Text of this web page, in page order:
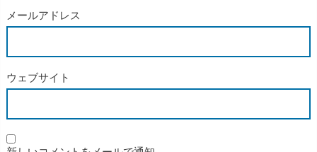
メールアドレス
ウェブサイト